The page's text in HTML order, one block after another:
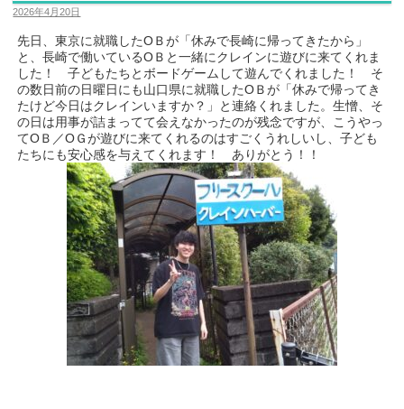
2026年4月20日
先日、東京に就職したOＢが「休みで長崎に帰ってきたから」
と、長崎で働いているOＢと一緒にクレインに遊びに来てくれま
した！ 子どもたちとボードゲームして遊んでくれました！ そ
の数日前の日曜日にも山口県に就職したOＢが「休みで帰ってき
たけど今日はクレインいますか？」と連絡くれました。生憎、そ
の日は用事が詰まってて会えなかったのが残念ですが、こうやっ
てOＢ／OＧが遊びに来てくれるのはすごくうれしいし、子ども
たちにも安心感を与えてくれます！ ありがとう！！